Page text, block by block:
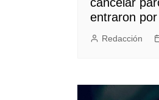
cancelar
entraron
Redacción